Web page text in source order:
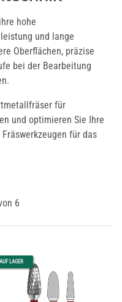
hohe
und lange
Oberflächen, präzise
bei der Bearbeitung
für
und optimieren Sie Ihre
für das
6
AUF LAGER